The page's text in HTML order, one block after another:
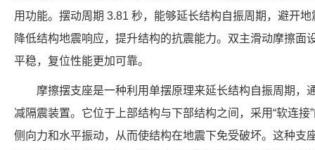
用功能。摆动周期 3.81 秒，能够延长结构自振周期，避开
降低结构地震响应，提升结构的抗震能力。双主滑动摩擦面
平稳，复位性能更加可靠。
摩擦摆支座是一种利用单摆原理来延长结构自振周期，
减隔震装置。它位于上部结构与下部结构之间，采用“软连
侧向力和水平振动，从而使结构在地震下免受破坏。这种支